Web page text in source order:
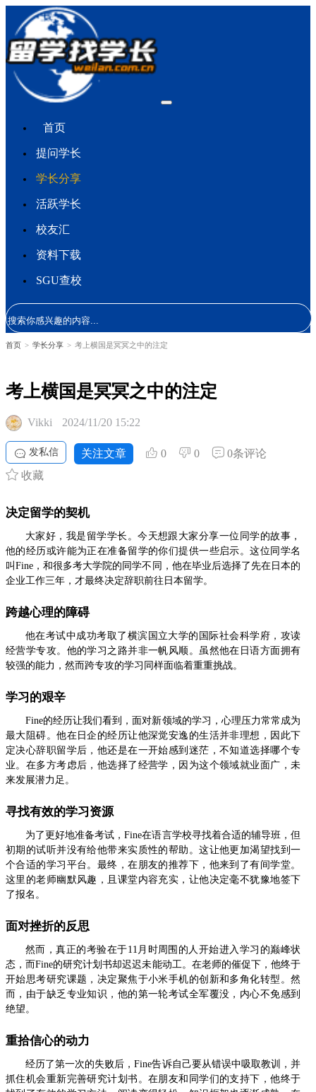
首页
提问学长
学长分享
活跃学长
校友汇
资料下载
SGU查校
首页 > 学长分享 > 考上横国是冥冥之中的注定
考上横国是冥冥之中的注定
Vikki 2024/11/20 15:22
发私信 关注文章 0 0
0条评论
收藏
决定留学的契机
大家好，我是留学学长。今天想跟大家分享一位同学的故事，
他的经历或许能为正在准备留学的你们提供一些启示。这位同学名
叫Fine，和很多考大学院的同学不同，他在毕业后选择了先在日本的
企业工作三年，才最终决定辞职前往日本留学。
跨越心理的障碍
他在考试中成功考取了横滨国立大学的国际社会科学府，攻读
经营学专攻。他的学习之路并非一帆风顺。虽然他在日语方面拥有
较强的能力，然而跨专攻的学习同样面临着重重挑战。
学习的艰辛
Fine的经历让我们看到，面对新领域的学习，心理压力常常成为
最大阻碍。他在日企的经历让他深觉安逸的生活并非理想，因此下
定决心辞职留学后，他还是在一开始感到迷茫，不知道选择哪个专
业。在多方考虑后，他选择了经营学，因为这个领域就业面广，未
来发展潜力足。
寻找有效的学习资源
为了更好地准备考试，Fine在语言学校寻找着合适的辅导班，但
初期的试听并没有给他带来实质性的帮助。这让他更加渴望找到一
个合适的学习平台。最终，在朋友的推荐下，他来到了有间学堂。
这里的老师幽默风趣，且课堂内容充实，让他决定毫不犹豫地签下
了报名。
面对挫折的反思
然而，真正的考验在于11月时周围的人开始进入学习的巅峰状
态，而Fine的研究计划书却迟迟未能动工。在老师的催促下，他终于
开始思考研究课题，决定聚焦于小米手机的创新和多角化转型。然
而，由于缺乏专业知识，他的第一轮考试全军覆没，内心不免感到
绝望。
重拾信心的动力
经历了第一次的失败后，Fine告诉自己要从错误中吸取教训，并
抓住机会重新完善研究计划书。在朋友和同学们的支持下，他终于